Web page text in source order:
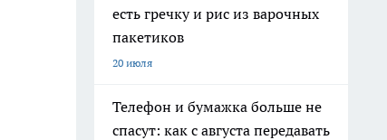
есть гречку и рис из варочных
пакетиков
20 июля
Телефон и бумажка больше не
спасут: как с августа передавать